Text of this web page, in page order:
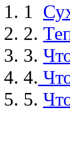
1
2.
3.
4.
5.